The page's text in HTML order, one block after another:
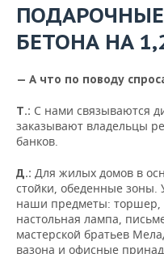
БЕТОНА НА
— А что по поводу
Т.: С нами связываются
заказывают владельцы
банков.
Д.: Для жилых домов в
стойки, обеденные зоны.
наши предметы: торшер,
настольная лампа,
мастерской братьев
вазона и офисные